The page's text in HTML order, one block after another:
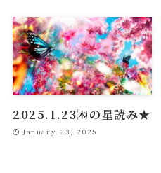
2025.1.23㈭の星読み★
January 23, 2025